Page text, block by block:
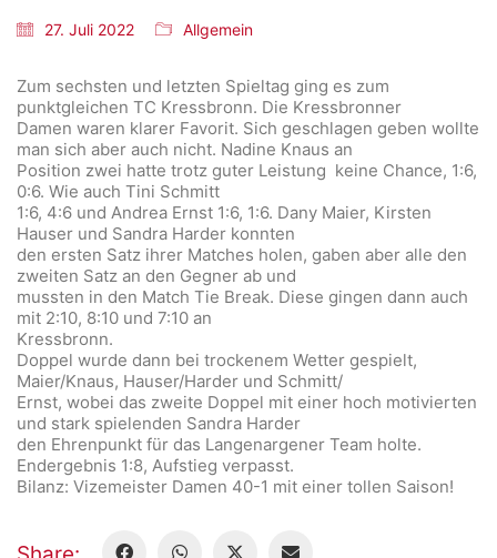
27. Juli 2022 Allgemein
Zum sechsten und letzten Spieltag ging es zum
punktgleichen TC Kressbronn. Die Kressbronner
Damen waren klarer Favorit. Sich geschlagen geben wollte
man sich aber auch nicht. Nadine Knaus an
Position zwei hatte trotz guter Leistung keine Chance, 1:6,
0:6. Wie auch Tini Schmitt
1:6, 4:6 und Andrea Ernst 1:6, 1:6. Dany Maier, Kirsten
Hauser und Sandra Harder konnten
den ersten Satz ihrer Matches holen, gaben aber alle den
zweiten Satz an den Gegner ab und
mussten in den Match Tie Break. Diese gingen dann auch
mit 2:10, 8:10 und 7:10 an
Kressbronn.
Doppel wurde dann bei trockenem Wetter gespielt,
Maier/Knaus, Hauser/Harder und Schmitt/
Ernst, wobei das zweite Doppel mit einer hoch motivierten
und stark spielenden Sandra Harder
den Ehrenpunkt für das Langenargener Team holte.
Endergebnis 1:8, Aufstieg verpasst.
Bilanz: Vizemeister Damen 40-1 mit einer tollen Saison!